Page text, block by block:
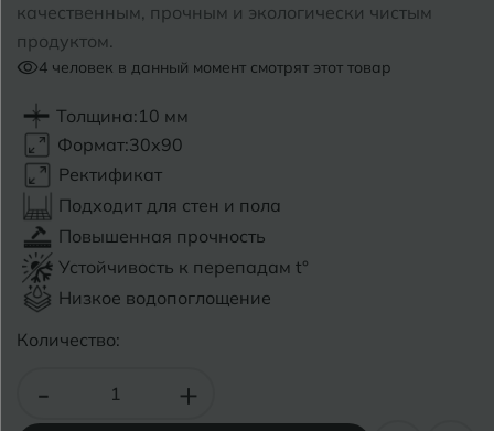
качественным, прочным и экологически чистым
продуктом.
4 человек в данный момент смотрят этот товар
Толщина:10 мм
Формат:30x90
Ректификат
Подходит для стен и пола
Повышенная прочность
Устойчивость к перепадам t°
Низкое водопоглощение
Количество:
- +
Белгород
Белореченск
Боровичи
Брянск
Бугульма
Бугуруслан
Ростов-на-Дону
Рыбинск
Симферополь